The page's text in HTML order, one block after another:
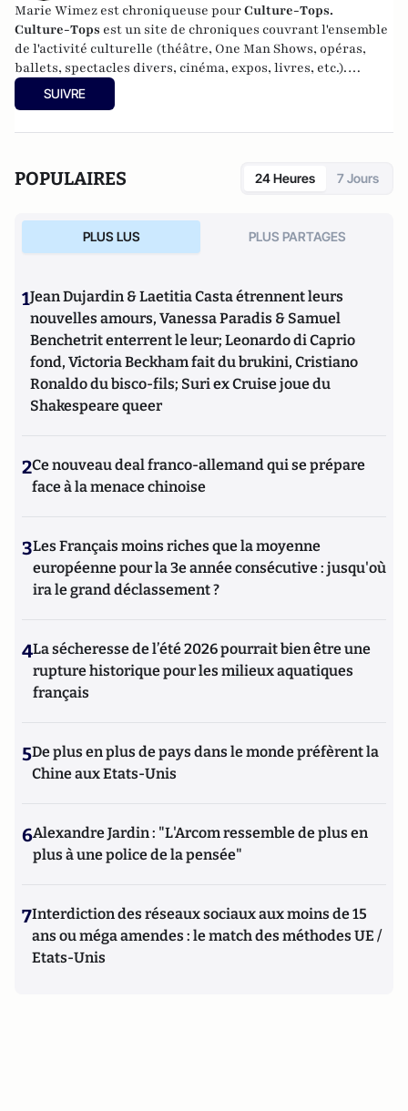
Marie Wimez est chroniqueuse pourCulture-Tops.
Culture-Tops est un site de chroniques couvrant l'ensemble
de l'activité culturelle (théâtre, One Man Shows, opéras,
ballets, spectacles divers, cinéma, expos, livres, etc.).
Culture-Tops a été créé en novembre 2013 par Jacques
Paugam, journaliste et écrivain, et son fils, Gabriel
SUIVRE
POPULAIRES 24 Heures 7 Jours
PLUS LUS PLUS PARTAGES
1Jean Dujardin & Laetitia Casta étrennent leurs
nouvelles amours, Vanessa Paradis & Samuel
Benchetrit enterrent le leur; Leonardo di Caprio
fond, Victoria Beckham fait du brukini, Cristiano
Ronaldo du bisco-fils; Suri ex Cruise joue du
Shakespeare queer
2Ce nouveau deal franco-allemand qui se prépare
face à la menace chinoise
3Les Français moins riches que la moyenne
européenne pour la 3e année consécutive : jusqu'où
ira le grand déclassement ?
4La sécheresse de l’été 2026 pourrait bien être une
rupture historique pour les milieux aquatiques
français
5De plus en plus de pays dans le monde préfèrent la
Chine aux Etats-Unis
6Alexandre Jardin : "L'Arcom ressemble de plus en
plus à une police de la pensée"
7Interdiction des réseaux sociaux aux moins de 15
ans ou méga amendes : le match des méthodes UE /
Etats-Unis